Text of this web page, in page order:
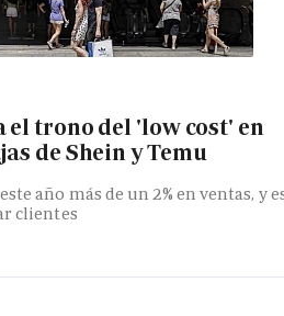
trono del 'low cost' en
de Shein y Temu
año más de un 2% en ventas, y
clientes